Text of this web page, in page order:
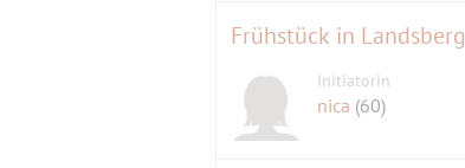
Frühstück in Landsberg
Initiatorin
nica (60)